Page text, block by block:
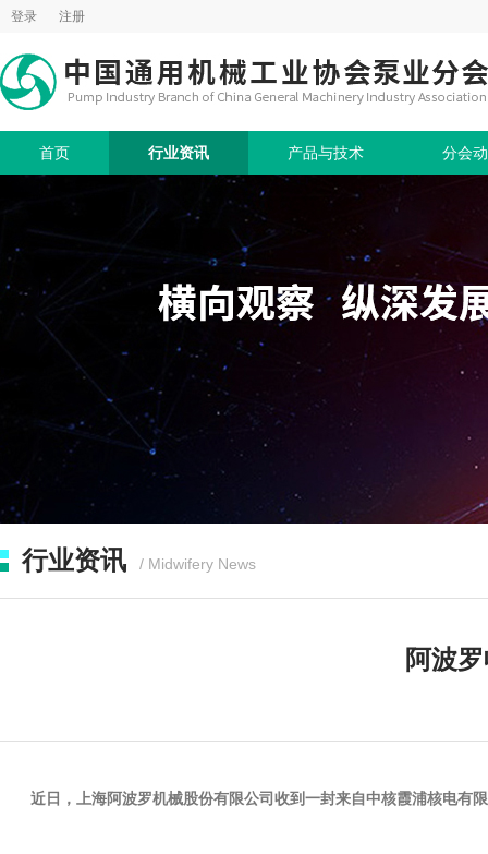
登录 注册
首页 行业资讯 产品与技术 分会
行业资讯 / Midwifery News
阿波
近日，上海阿波罗机械股份有限公司收到一封来自中核霞浦核电有